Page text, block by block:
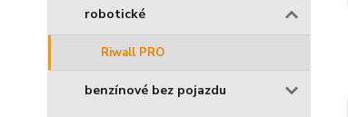
robotické
Riwall PRO
benzínové bez pojazdu